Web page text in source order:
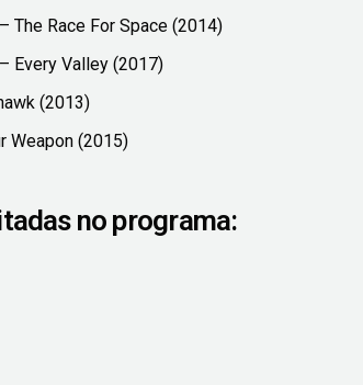
The Race For Space (2014)
Every Valley (2017)
(2013)
Weapon (2015)
no programa: